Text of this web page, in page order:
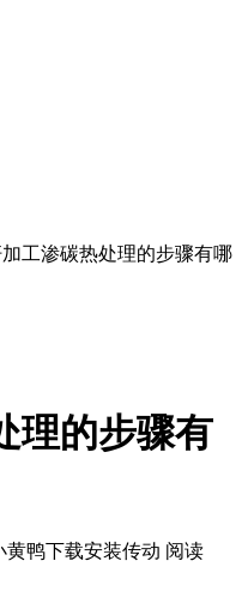
工渗碳热处理的步骤有哪
理的步骤有
黄鸭下载安装传动 阅读